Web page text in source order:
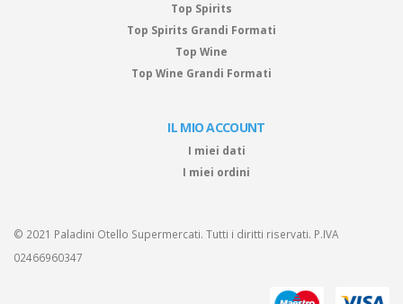
Top Spirits
Top Spirits Grandi Formati
Top Wine
Top Wine Grandi Formati
IL MIO ACCOUNT
I miei dati
I miei ordini
© 2021 Paladini Otello Supermercati. Tutti i diritti riservati. P.IVA
02466960347